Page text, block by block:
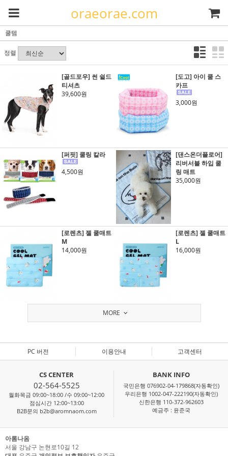
oraeorae.com
쿨템
정렬
[골드포우] 썬 쉴드
티셔츠
39,600원
[도고] 아이 쿨 스
카프
3,000원
[퍼핏] 쿨링 칼라
4,500원
[댄스온더플로어]
리버서블 하입 쿨
링 매트
35,000원
[로렌츠] 젤 쿨매트
M
14,000원
[로렌츠] 젤 쿨매트
L
16,000원
MORE
PC 버전 이용안내 고객센터
CS CENTER
02-564-5525
월화목금 09:00~18:00 /수 09:00~12:00
점심시간 12:00~13:00
B2B문의 b2b@aromnaom.com
BANK INFO
국민은행 076902-04-179868(자동확인)
우리은행 1002-047-222190(자동확인)
신한은행 110-372-962603
예금주 : 윤준국
아롬나옴
서울 강남구 논현로10길 12